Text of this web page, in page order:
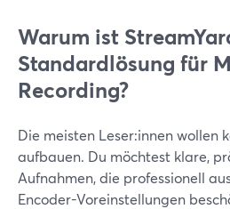
Warum ist
Standardlösung für
Recording?
Die meisten Leser:innen wollen
aufbauen. Du möchtest klare,
Aufnahmen, die professionell
Encoder-Voreinstellungen